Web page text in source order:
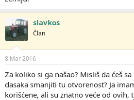
slavkos
Član
8 Mar 2016
Za koliko si ga našao? Misliš da ćeš
dasaka smanjiti tu otvorenost? Ja
korišćene, ali su znatno veće od ovih,